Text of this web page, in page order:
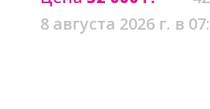
8 августа 2026 г. в